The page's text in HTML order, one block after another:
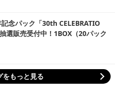
記念パック「30th CELEBRATIO
選販売受付中！1BOX（20パック
をもっと見る